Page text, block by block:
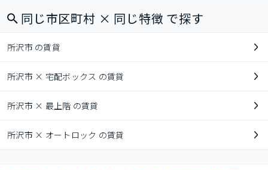
同じ市区町村 × 同じ特徴 で探す
所沢市 の賃貸
所沢市 × 宅配ボックス の賃貸
所沢市 × 最上階 の賃貸
所沢市 × オートロック の賃貸